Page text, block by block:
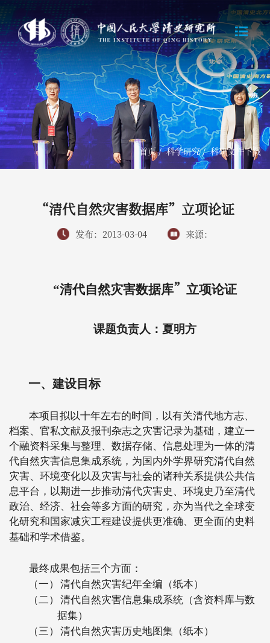
首页/科学研究/科研文件下载
“清代自然灾害数据库”立项论证
发布：2013-03-04 来源：
“清代自然灾害数据库” 立项论证
课题负责人：夏明方
一、建设目标
本项目拟以十年左右的时间，以有关清代地方志、
档案、官私文献及报刊杂志之灾害记录为基础，建立一
个融资料采集与整理、数据存储、信息处理为一体的清
代自然灾害信息集成系统，为国内外学界研究清代自然
灾害、环境变化以及灾害与社会的诸种关系提供公共信
息平台，以期进一步推动清代灾害史、环境史乃至清代
政治、经济、社会等多方面的研究，亦为当代之全球变
化研究和国家减灾工程建设提供更准确、更全面的史料
基础和学术借鉴。
最终成果包括三个方面：
（一）
清代自然灾害纪年全编（纸本）
（二）
清代自然灾害信息集成系统（含资料库与数
据集）
（三）
清代自然灾害历史地图集（纸本）